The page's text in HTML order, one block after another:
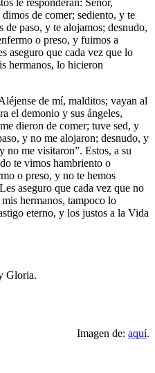
de comer; sediento, y te
de paso, y te alojamos; desnudo,
o preso, y fuimos a
aseguro que cada vez que lo
hermanos, lo hicieron
de mí, malditos; vayan al
el demonio y sus ángeles,
dieron de comer; tuve sed, y
y no me alojaron; desnudo, y
no me visitaron”. Estos, a su
te vimos hambriento o
o preso, y no te hemos
aseguro que cada vez que no
hermanos, tampoco lo
eterno, y los justos a la Vida
Gloria.
Imagen de: aquí.